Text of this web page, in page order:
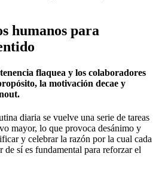
humanos para
flaquea y los colaboradores
la motivación decae y
diaria se vuelve una serie de tareas
mayor, lo que provoca desánimo y
y celebrar la razón por la cual cada
sí es fundamental para reforzar el